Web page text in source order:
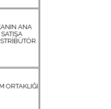
ANA
ORTAKLIĞI